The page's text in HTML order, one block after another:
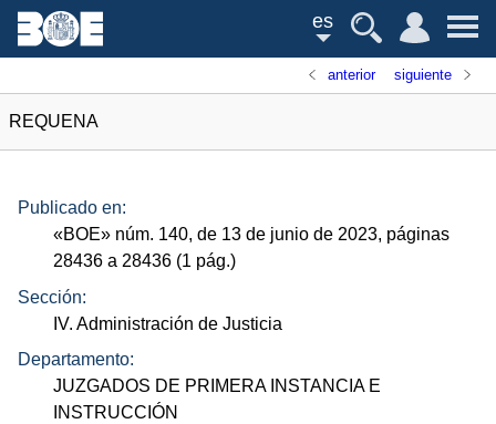
es
anterior siguiente
REQUENA
Publicado en:
«BOE» núm. 140, de 13 de junio de 2023, páginas
28436 a 28436 (1 pág.)
Sección:
IV. Administración de Justicia
Departamento:
JUZGADOS DE PRIMERA INSTANCIA E
INSTRUCCIÓN